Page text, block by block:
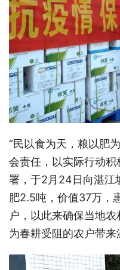
“民以食为天，粮以肥
会责任，以实际行动
署，于2月24日向湛江
肥2.5吨，价值37万，
户，以此来确保当地
为春耕受阻的农户带来